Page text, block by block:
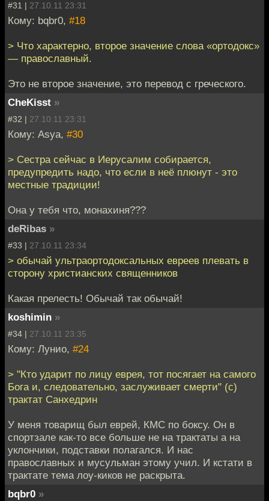
#31 | 27.10.11 23:31
Кому: bqbr0, #18
> Что характерно, второе значение слова «ортодокс»
— православный.
Это не второе значение, это перевод с греческого.
CheKisst »
#32 | 27.10.11 23:31
Кому: Asya, #30
> Сестра сейчас в Иерусалим собирается,
предупредить надо, что если в неё плюнут - это
местные традиции!
Она у тебя что, монахиня???
deRibas »
#33 | 27.10.11 23:34
> обычай ультраортодоксальных евреев плевать в
сторону христианских священников
Какая прелесть! Обычай так обычай!
koshimin »
#34 | 27.10.11 23:35
Кому: Лунио, #24
> "Кто ударит по лицу еврея, тот посягает на самого
Бога и, следовательно, заслуживает смерти" (с)
трактат Санхедрин
У меня товарищ был еврей, КМС по боксу. Он в
спортзале как-то все больше не на трактаты а на
уклончики, подставки полагался. И нас
православных и мусульман этому учил. И кстати в
трактате тема лоу-киков не раскрыта.
bqbr0 »